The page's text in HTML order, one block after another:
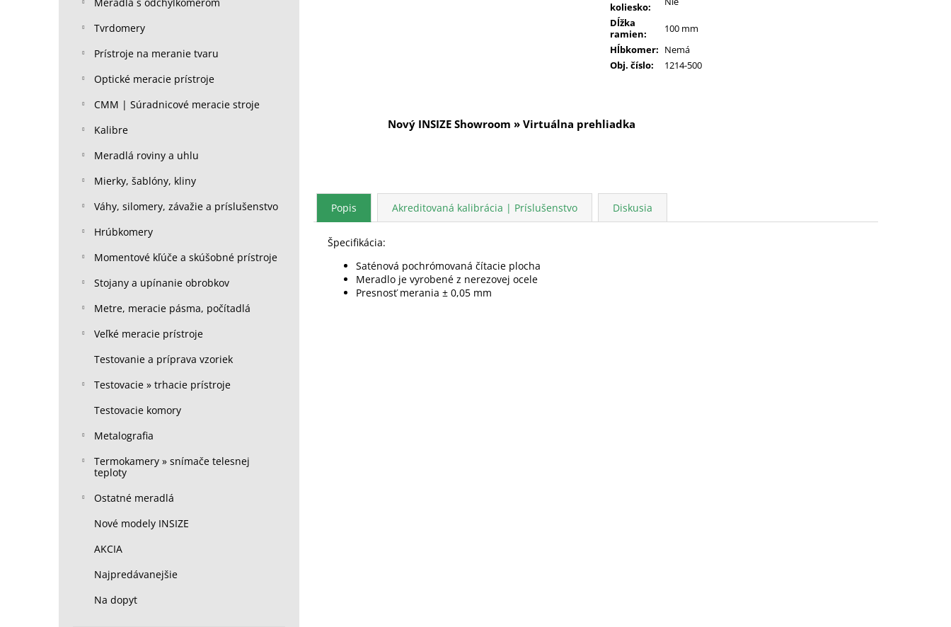
Tvrdomery
Prístroje na meranie tvaru
Optické meracie prístroje
CMM | Súradnicové meracie stroje
Kalibre
Meradlá roviny a uhlu
Mierky, šablóny, kliny
Váhy, silomery, závažie a príslušenstvo
Hrúbkomery
Momentové kľúče a skúšobné prístroje
Stojany a upínanie obrobkov
Metre, meracie pásma, počítadlá
Veľké meracie prístroje
Testovanie a príprava vzoriek
Testovacie » trhacie prístroje
Testovacie komory
Metalografia
Termokamery » snímače telesnej
teploty
Ostatné meradlá
Nové modely INSIZE
AKCIA
Najpredávanejšie
Na dopyt
koliesko:
Dĺžka
ramien:
100 mm
Hĺbkomer: Nemá
Obj. číslo: 1214-500
Nový INSIZE Showroom » Virtuálna prehliadka
Popis Akreditovaná kalibrácia | Príslušenstvo Diskusia
Špecifikácia:
Saténová pochrómovaná čítacie plocha
Meradlo je vyrobené z nerezovej ocele
Presnosť merania ± 0,05 mm